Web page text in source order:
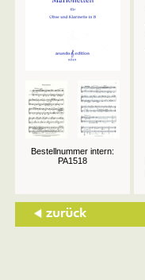
Bestellnummer intern:
PA1518